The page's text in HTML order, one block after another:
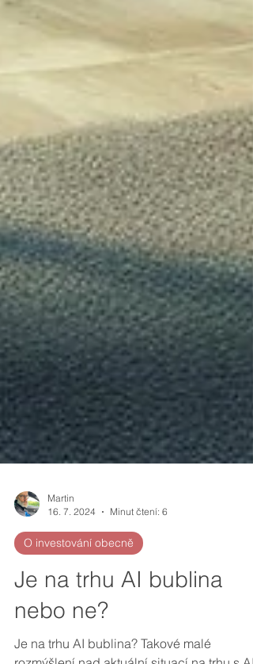
Martin
16. 7. 2024
Minut čtení: 6
O investování obecně
Je na trhu AI bublina
nebo ne?